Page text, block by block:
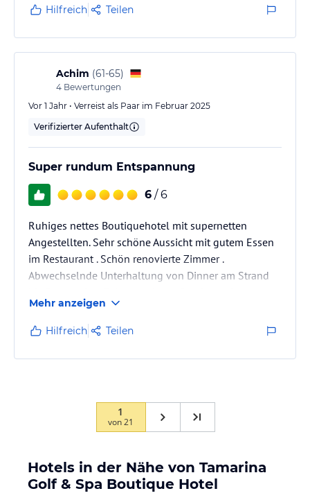
Hilfreich Teilen
Achim (61-65)
4 Bewertungen
Vor 1 Jahr • Verreist als Paar im Februar 2025
Verifizierter Aufenthalt
Super rundum Entspannung
6 / 6
Ruhiges nettes Boutiquehotel mit supernetten
Angestellten. Sehr schöne Aussicht mit gutem Essen
im Restaurant . Schön renovierte Zimmer .
Abwechselnde Unterhaltung von Dinner am Strand
Mehr anzeigen
Hilfreich Teilen
1
von21
Hotels in der Nähe von Tamarina
Golf & Spa Boutique Hotel